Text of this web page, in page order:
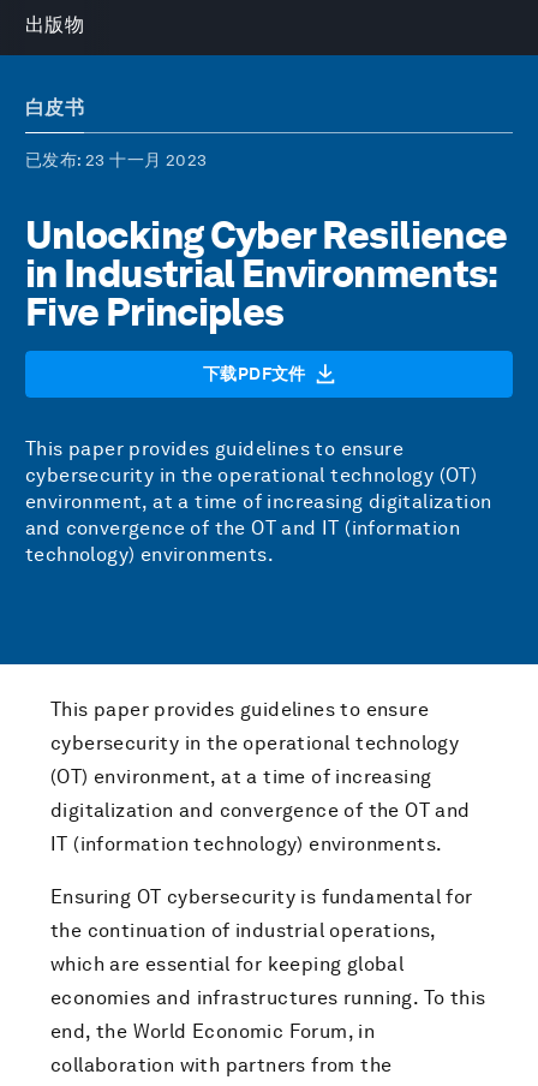
出版物
白皮书
已发布: 23 十一月 2023
Unlocking Cyber Resilience
in Industrial Environments:
Five Principles
下载PDF文件
This paper provides guidelines to ensure
cybersecurity in the operational technology (OT)
environment, at a time of increasing digitalization
and convergence of the OT and IT (information
technology) environments.
This paper provides guidelines to ensure
cybersecurity in the operational technology
(OT) environment, at a time of increasing
digitalization and convergence of the OT and
IT (information technology) environments.
Ensuring OT cybersecurity is fundamental for
the continuation of industrial operations,
which are essential for keeping global
economies and infrastructures running. To this
end, the World Economic Forum, in
collaboration with partners from the